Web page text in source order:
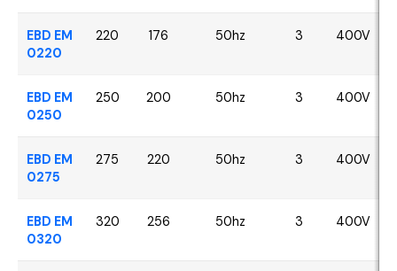
EBD EM
0220
220 176 50hz 3 400V
EBD EM
0250
250 200 50hz 3 400V
EBD EM
0275
275 220 50hz 3 400V
EBD EM
0320
320 256 50hz 3 400V